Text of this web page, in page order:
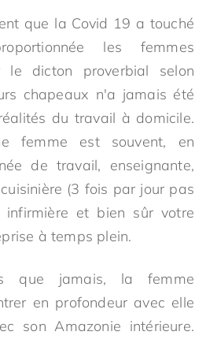
que la Covid 19 a touché
les femmes
le dicton proverbial selon
chapeaux n'a jamais été
du travail à domicile.
femme est souvent, en
de travail, enseignante,
(3 fois par jour pas
infirmière et bien sûr votre
à temps plein.
que jamais, la femme
en profondeur avec elle
son Amazonie intérieure.